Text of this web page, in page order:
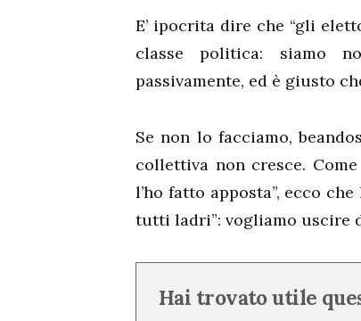
E’ ipocrita dire che “gli
classe politica: siamo
passivamente, ed è giusto
Se non lo facciamo,
collettiva non cresce.
l’ho fatto apposta”, ecco
tutti ladri”: vogliamo uscire
Hai trovato utile